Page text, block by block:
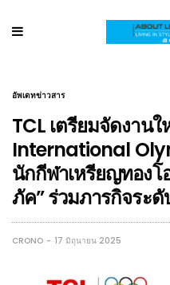
อัพเดทข่าวสาร
TCL เตรียมจัดงาน
International
นักกีฬาเหรียญทอง
ภัค” ร่วมภารกิจระดั
CRONO 17 มิถุนายน 2025